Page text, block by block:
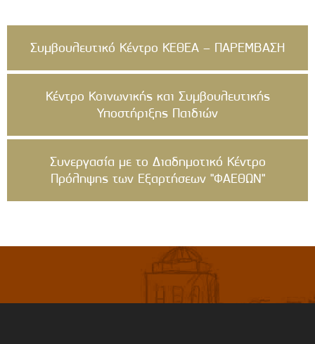
Συμβουλευτικό Κέντρο ΚΕΘΕΑ – ΠΑΡΕΜΒΑΣΗ
Κέντρο Κοινωνικής και Συμβουλευτικής
Υποστήριξης Παιδιών
Συνεργασία με το Διαδημοτικό Κέντρο
Πρόληψης των Εξαρτήσεων "ΦΑΕΘΩΝ"